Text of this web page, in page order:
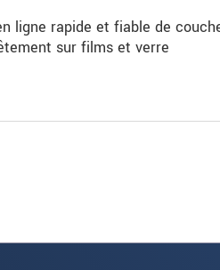
ligne rapide et fiable de
sur films et verre